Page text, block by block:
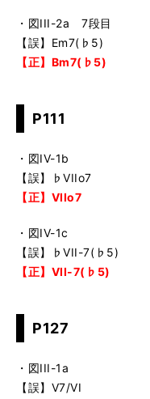
・図III-2a 7段目
【誤】Em7(♭5)
【正】Bm7(♭5)
P111
・図IV-1b
【誤】♭VIIo7
【正】VIIo7
・図IV-1c
【誤】♭VII-7(♭5)
【正】VII-7(♭5)
P127
・図III-1a
【誤】V7/VI